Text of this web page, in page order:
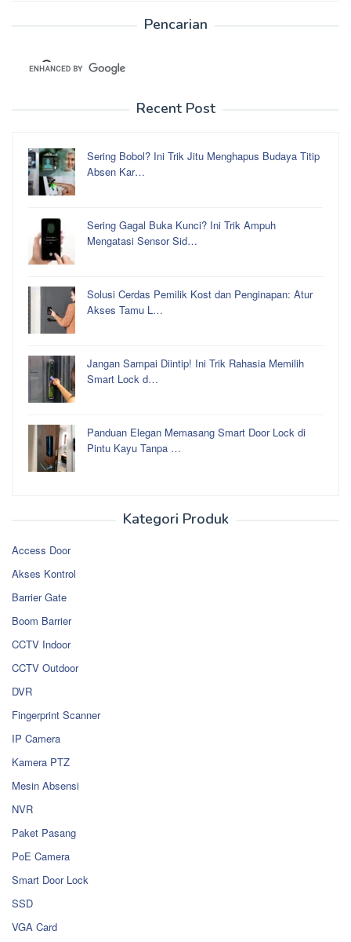
Pencarian
Recent Post
Sering Bobol? Ini Trik Jitu Menghapus Budaya Titip
Absen Kar…
Sering Gagal Buka Kunci? Ini Trik Ampuh
Mengatasi Sensor Sid…
Solusi Cerdas Pemilik Kost dan Penginapan: Atur
Akses Tamu L…
Jangan Sampai Diintip! Ini Trik Rahasia Memilih
Smart Lock d…
Panduan Elegan Memasang Smart Door Lock di
Pintu Kayu Tanpa …
Kategori Produk
Access Door
Akses Kontrol
Barrier Gate
Boom Barrier
CCTV Indoor
CCTV Outdoor
DVR
Fingerprint Scanner
IP Camera
Kamera PTZ
Mesin Absensi
NVR
Paket Pasang
PoE Camera
Smart Door Lock
SSD
VGA Card